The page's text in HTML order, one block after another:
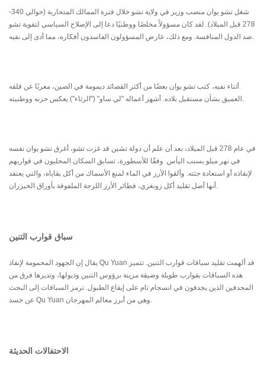
شغل تشو يوان منصب وزير في ولاية تشو خلال فترة الممالك المتحاربة (حوالي 340-
278 قبل الميلاد). لقد كان مسؤولاً مخلصًا ووطنيًا دعا إلى الإصلاح السياسي لتقوية تشو
أثناء نفيه، كتب تشو يوان بعضًا من أكثر القصائد ديمومة في الصين، معربًا عن قلقه
في عام 278 قبل الميلاد، بعد أن علم أن دولة تشين قد غزت تشو، أغرق تشو يوان نفسه
في نهر ميلو بسبب اليأس. وفقًا للأسطورة، تسابق السكان المحليون في قواربهم
لإنقاذه أو استعادة جثته. وألقوا الأرز في الماء لمنع الأسماك من أكل بقاياه، والتي يعتقد
سباق قوارب التنين
يقال إن الجهود المحمومة لإنقاذ Qu Yuan قد ألهمت تقليد سباقات قوارب التنين. تتميز
هذه السباقات بقوارب طويلة وضيقة مزينة برؤوس التنين وذيولها، وتديرها فرق من
المجدفين الذين يجدفون في انسجام تام على إيقاع الطبول. ترمز السباقات إلى البحث
الاحتفالات الحديثة